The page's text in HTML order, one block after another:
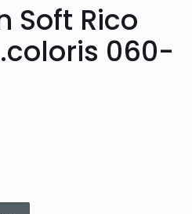
Soft Rico
060-